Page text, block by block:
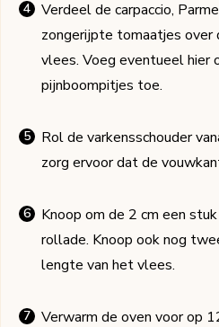
Verdeel de carpaccio,
zongerijpte tomaatjes over
vlees. Voeg eventueel hier
pijnboompitjes toe.
Rol de varkensschouder
zorg ervoor dat de
Knoop om de 2 cm een
rollade. Knoop ook nog
lengte van het vlees.
Verwarm de oven voor op